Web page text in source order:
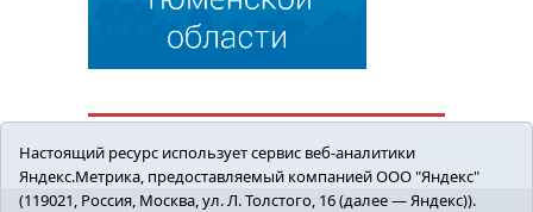
Настоящий ресурс использует сервис веб-аналитики
Яндекс.Метрика, предоставляемый компанией ООО "Яндекс"
(119021, Россия, Москва, ул. Л. Толстого, 16 (далее — Яндекс)).